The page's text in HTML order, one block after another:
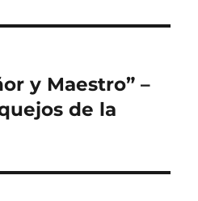
y Maestro” –
de la